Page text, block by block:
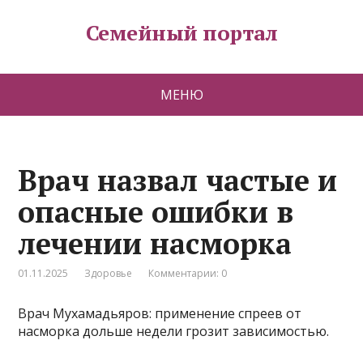
Семейный портал
МЕНЮ
Врач назвал частые и
опасные ошибки в
лечении насморка
01.11.2025 Здоровье Комментарии: 0
Врач Мухамадьяров: применение спреев от
насморка дольше недели грозит зависимостью.